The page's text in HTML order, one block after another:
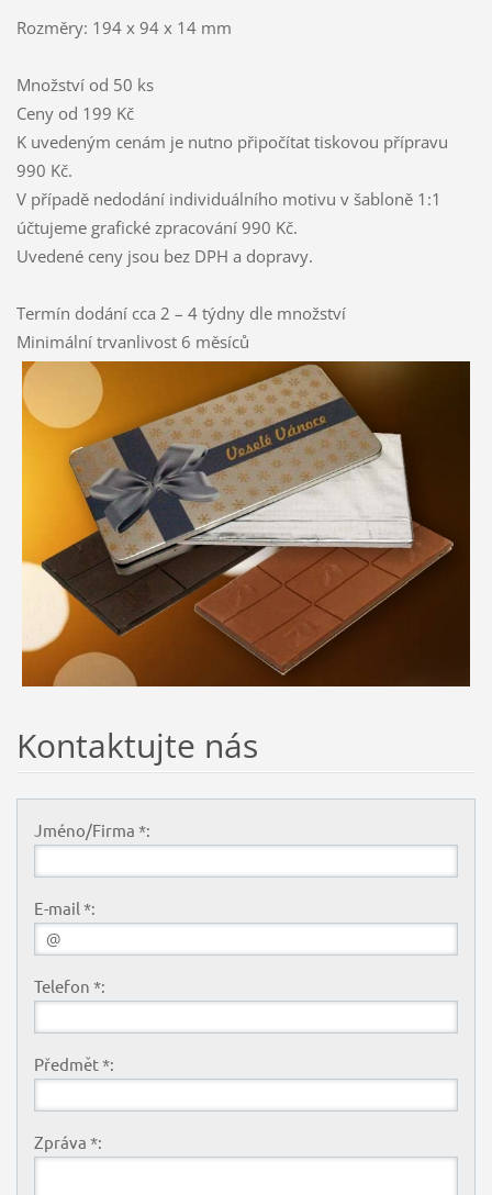
Rozměry: 194 x 94 x 14 mm
Množství od 50 ks
Ceny od 199 Kč
K uvedeným cenám je nutno připočítat tiskovou přípravu
990 Kč.
V případě nedodání individuálního motivu v šabloně 1:1
účtujeme grafické zpracování 990 Kč.
Uvedené ceny jsou bez DPH a dopravy.
Termín dodání cca 2 – 4 týdny dle množství
Minimální trvanlivost 6 měsíců
Kontaktujte nás
Jméno/Firma *:
E-mail *:
Telefon *:
Předmět *:
Zpráva *: